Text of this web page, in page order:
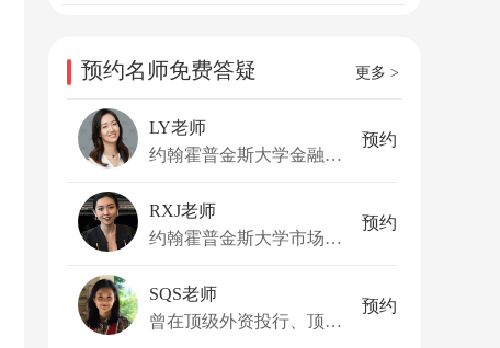
预约名师免费答疑 更多 >
LY老师
约翰霍普金斯大学金融硕士
预约
RXJ老师
约翰霍普金斯大学市场硕士
预约
SQS老师
曾在顶级外资投行、顶级国际律师事务所工作
预约